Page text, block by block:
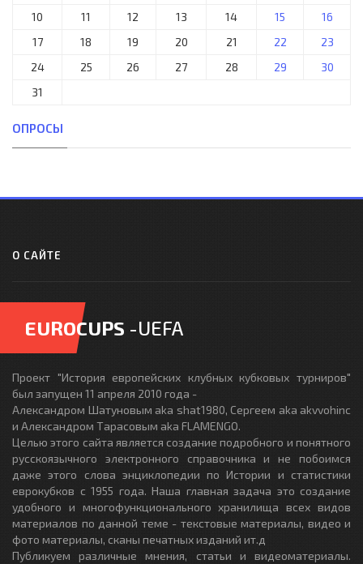
10
11 12 13 14 15
16
17
18 19 20 21 22
23
24
25 26 27 28 29
30
31
ОПРОСЫ
О САЙТЕ
EUROCUPS -UEFA
Проект "История европейских клубных кубковых турниров"
был запущен 11 апреля 2010 года -
Александром Шатуновым aka shat1980, Сергеем aka akvvohinc
и Александром Тарасовым aka FLAMENGO.
Целью этого сайта является создание подробного и понятного
русскоязычного электронного справочника и не побоимся
даже этого слова энциклопедии по Истории и статистики
еврокубков с 1955 года. Наша главная задача это создание
удобного и многофункционального хранилища всех видов
материалов по данной теме - текстовые материалы, видео и
фото материалы, сканы печатных изданий ит.д
Публикуем различные мнения, статьи и видеоматериалы.